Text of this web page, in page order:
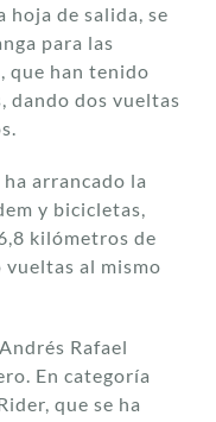
hoja de salida, se
para las
que han tenido
dando dos vueltas
arrancado la
y bicicletas,
kilómetros de
al mismo
Rafael
En categoría
que se ha